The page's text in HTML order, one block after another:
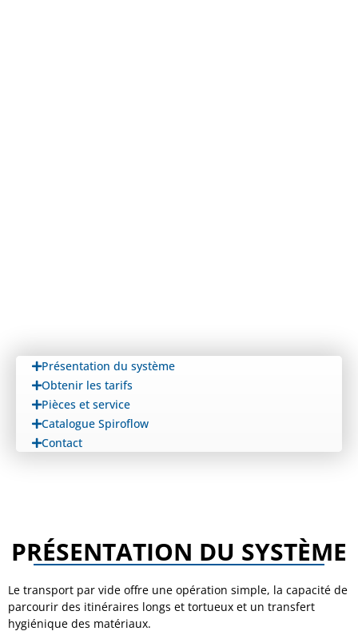
Présentation du système
Obtenir les tarifs
Pièces et service
Catalogue Spiroflow
Contact
PRÉSENTATION DU SYSTÈME
Le transport par vide offre une opération simple, la capacité de
parcourir des itinéraires longs et tortueux et un transfert
hygiénique des matériaux.